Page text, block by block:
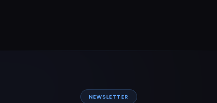
NEWSLETTER